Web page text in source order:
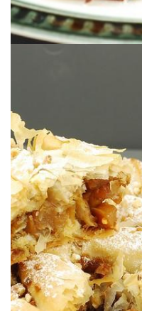
TARTE
C’est la